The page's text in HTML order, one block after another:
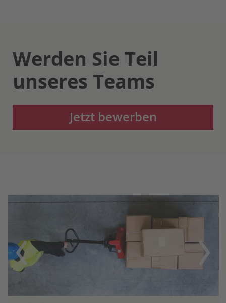
Werden Sie Teil
unseres Teams
Jetzt bewerben
Previous Next